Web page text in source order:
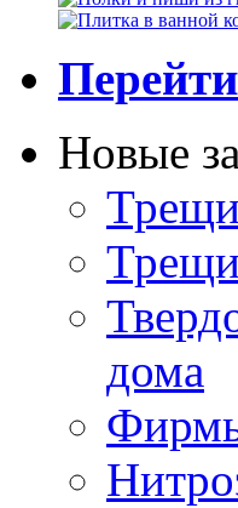
Новые
дома